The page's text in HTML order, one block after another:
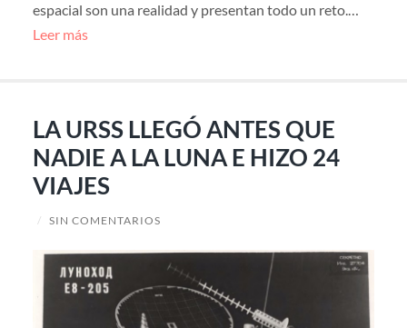
espacial son una realidad y presentan todo un reto.…
Leer más
LA URSS LLEGÓ ANTES QUE
NADIE A LA LUNA E HIZO 24
VIAJES
/ SIN COMENTARIOS